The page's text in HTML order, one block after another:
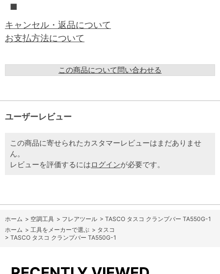
■
キャンセル・返品について
お支払方法について
この商品について問い合わせる
ユーザーレビュー
この商品に寄せられたカスタマーレビューはまだありませ
ん。
レビューを評価するにはログインが必要です。
ホーム > 空調工具 > フレアツール > TASCO タスコ クランプバー TA550G-1
ホーム > 工具をメーカーで選ぶ > タスコ
> TASCO タスコ クランプバー TA550G-1